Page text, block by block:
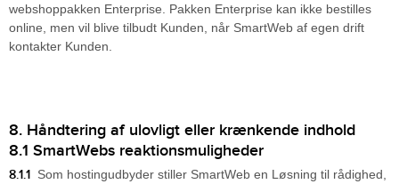
webshoppakken Enterprise. Pakken Enterprise kan ikke bestilles
online, men vil blive tilbudt Kunden, når SmartWeb af egen drift
kontakter Kunden.
8. Håndtering af ulovligt eller krænkende indhold
8.1 SmartWebs reaktionsmuligheder
8.1.1 Som hostingudbyder stiller SmartWeb en Løsning til rådighed,